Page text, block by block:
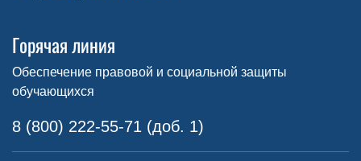
Горячая линия
Обеспечение правовой и социальной защиты
обучающихся
8 (800) 222-55-71 (доб. 1)